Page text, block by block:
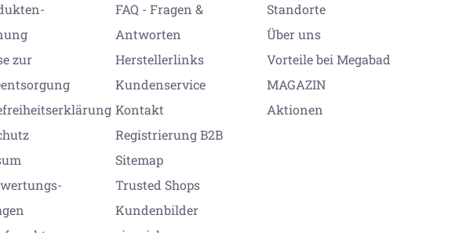
zur
FAQ - Fragen &
Antworten
Herstellerlinks
Kundenservice
Kontakt
Registrierung B2B
Sitemap
Trusted Shops
Kundenbilder
Standorte
Über uns
Vorteile bei Megabad
MAGAZIN
Aktionen